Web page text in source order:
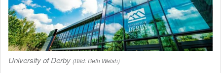
University of Derby (Bild: Beth Walsh)